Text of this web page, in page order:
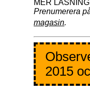
Prenumerera
magasin.
2015